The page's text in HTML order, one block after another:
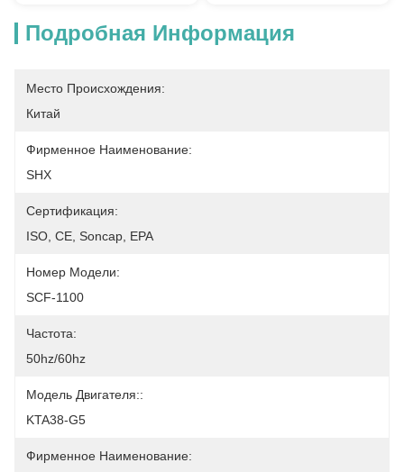
Подробная Информация
Место Происхождения:
Китай
Фирменное Наименование:
SHX
Сертификация:
ISO, CE, Soncap, EPA
Номер Модели:
SCF-1100
Частота:
50hz/60hz
Модель Двигателя::
KTA38-G5
Фирменное Наименование: